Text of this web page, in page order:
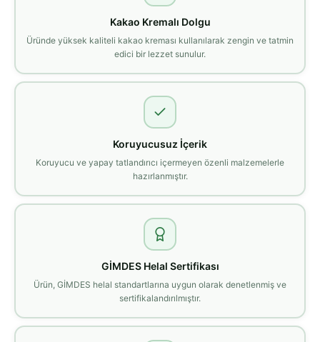
Kakao Kremalı Dolgu
Üründe yüksek kaliteli kakao kreması kullanılarak zengin ve tatmin
edici bir lezzet sunulur.
Koruyucusuz İçerik
Koruyucu ve yapay tatlandırıcı içermeyen özenli malzemelerle
hazırlanmıştır.
GİMDES Helal Sertifikası
Ürün, GİMDES helal standartlarına uygun olarak denetlenmiş ve
sertifikalandırılmıştır.